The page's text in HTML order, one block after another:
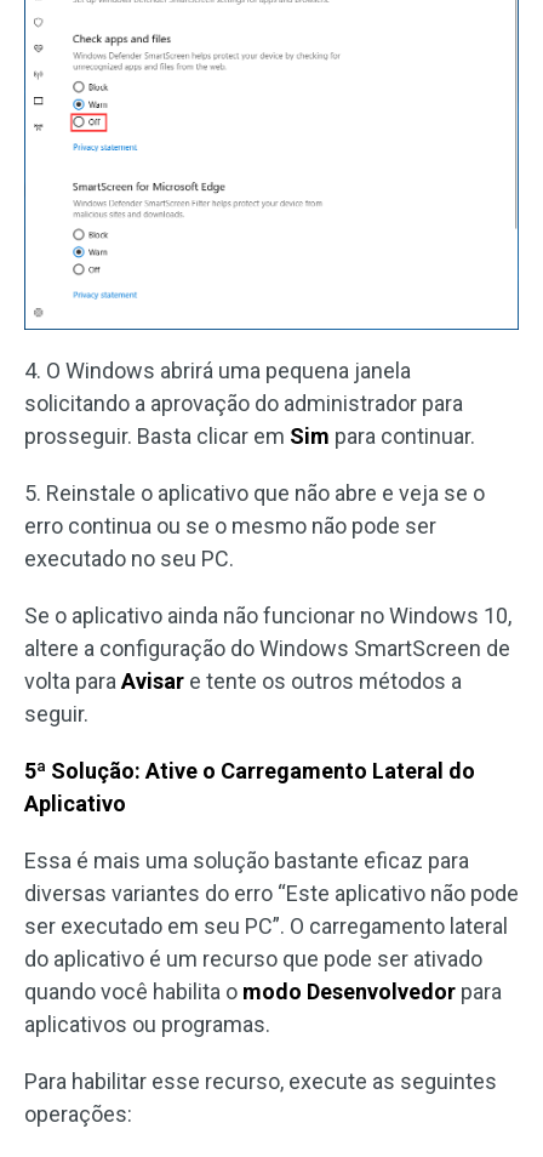
4. O Windows abrirá uma pequena janela
solicitando a aprovação do administrador para
prosseguir. Basta clicar em Sim para continuar.
5. Reinstale o aplicativo que não abre e veja se o
erro continua ou se o mesmo não pode ser
executado no seu PC.
Se o aplicativo ainda não funcionar no Windows 10,
altere a configuração do Windows SmartScreen de
volta para Avisar e tente os outros métodos a
seguir.
5ª Solução: Ative o Carregamento Lateral do
Aplicativo
Essa é mais uma solução bastante eficaz para
diversas variantes do erro “Este aplicativo não pode
ser executado em seu PC”. O carregamento lateral
do aplicativo é um recurso que pode ser ativado
quando você habilita o modo Desenvolvedor para
aplicativos ou programas.
Para habilitar esse recurso, execute as seguintes
operações: